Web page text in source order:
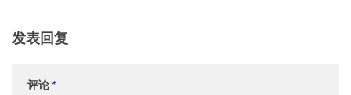
发表回复
评论*